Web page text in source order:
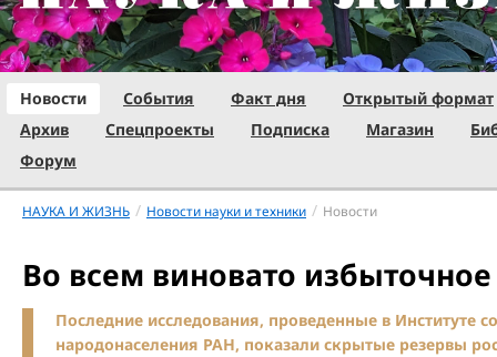
Новости События Факт дня
Открытый формат
Архив
Спецпроекты Подписка Магазин
Форум
НАУКА И ЖИЗНЬ / Новости науки и техники / Новости
Во всем виновато
Последние исследования, проведенные в Институте
народонаселения РАН, показали скрытые резервы